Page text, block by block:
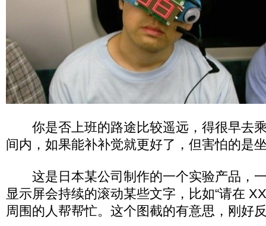
你是否上班的路途比较遥远，得很早去
间内，如果能补补觉就更好了，但害怕的是
这是日本某公司制作的一个实验产品，
显示屏会持续的滚动某些文字，比如“请在
周围的人帮帮忙。这个图截的有意思，刚好